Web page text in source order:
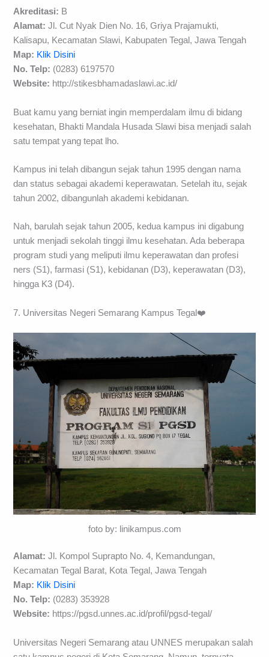
Akreditasi: B
Alamat:Jl. Cut Nyak Dien No. 16, Griya Prajamukti,
Kalisapu, Kecamatan Slawi, Kabupaten Tegal, Jawa Tengah
Map: Klik Disini
No. Telp: (0283) 6197570
Website: http://stikesbhamadaslawi.ac.id/
Buat kamu yang berniat ingin memperdalam ilmu di bidang
kesehatan, Bhakti Mandala Husada Slawi bisa menjadi salah
satu tempat yang tepat lho.
Kampus ini telah dibangun sejak tahun 1995 dengan nama
dan status sebagai akademi keperawatan. Setelah itu, sejak
tahun 2002, dibangunlah akademi kebidanan.
Nah, barulah sejak tahun 2005, kedua kampus ini digabung
untuk menjadi sekolah tinggi ilmu kesehatan. Ada beberapa
program studi yang meliputi ilmu keperawatan dan profesi
ners (S1), farmasi (S1), kebidanan (D3), keperawatan (D3),
hingga K3 (D4).
7. Universitas Negeri Semarang Kampus Tegal❤️
foto by: linikampus.com
Alamat:Jl. Kompol Suprapto No. 4, Kemandungan,
Kecamatan Tegal Barat, Kota Tegal, Jawa Tengah
Map: Klik Disini
No. Telp: (0283) 353928
Website: https://pgsd.unnes.ac.id/profil/pgsd-tegal/
Universitas Negeri Semarang atau UNNES merupakan salah